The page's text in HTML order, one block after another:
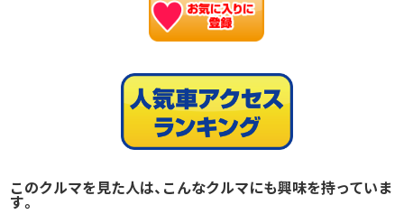
このクルマを見た人は、こんなクルマにも興味を持っていま
す。